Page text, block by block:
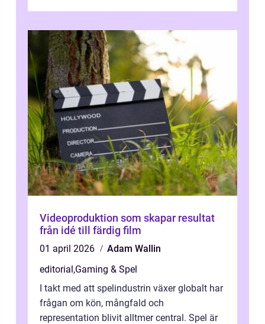
Videoproduktion som skapar resultat
från idé till färdig film
01 april 2026
Adam Wallin
editorial,Gaming & Spel
I takt med att spelindustrin växer globalt har
frågan om kön, mångfald och
representation blivit alltmer central. Spel är